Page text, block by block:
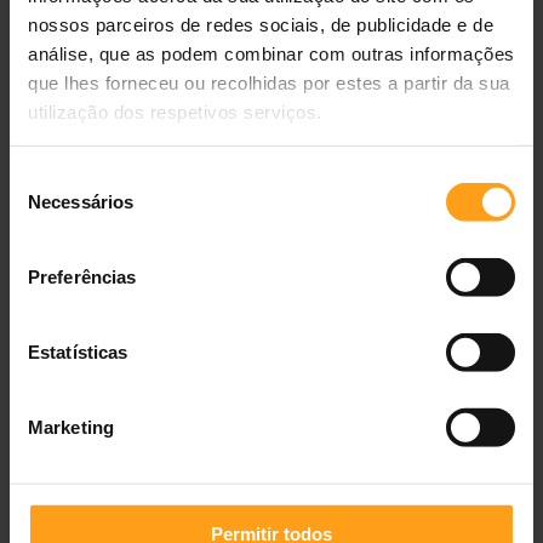
nossos parceiros de redes sociais, de publicidade e de
análise, que as podem combinar com outras informações
que lhes forneceu ou recolhidas por estes a partir da sua
utilização dos respetivos serviços.
Necessários
Preferências
Estatísticas
Marketing
Permitir todos
Quantidade (g)
2 kg 35 g
3 kg 45 g
6 kg
Dias 1-3:
75% ração antiga + 25% Hills Prescription Diet